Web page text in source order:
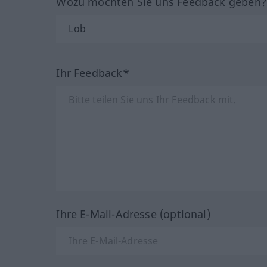
Ihr Feedback*
Ihre E-Mail-Adresse (optional)